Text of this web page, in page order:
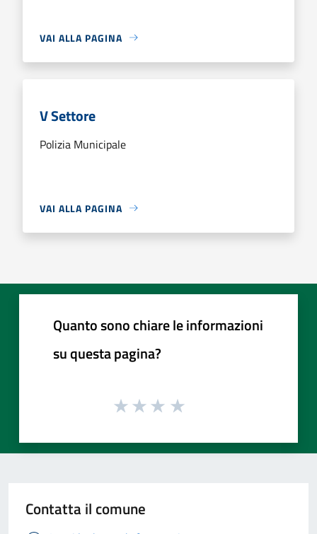
VAI ALLA PAGINA
V Settore
Polizia Municipale
VAI ALLA PAGINA
Quanto sono chiare le informazioni
su questa pagina?
Contatta il comune